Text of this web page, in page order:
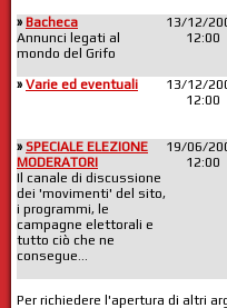
» Bacheca
Annunci legati al
mondo del Grifo
13/12/
12:00
» Varie ed eventuali
13/12/
12:00
» SPECIALE ELEZIONE
MODERATORI
Il canale di discussione
dei 'movimenti' del sito,
i programmi, le
campagne elettorali e
tutto ciò che ne
consegue...
19/06/
12:00
Per richiedere l'apertura di altri